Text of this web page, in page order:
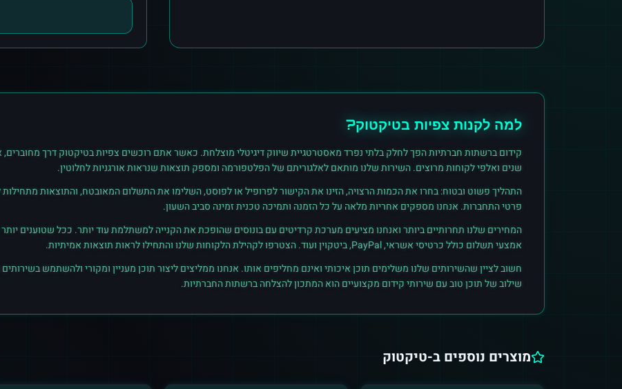
למה לקנות צפיות בטיקטוק?
קידום ברשתות חברתיות הפך לחלק בלתי נפרד מאסטרטגיית שיווק דיגיטלי מוצלחת. כאשר אתם רוכשים צפיותבטיקטוקדרך
שנים ואלפי לקוחות מרוצים. השירות שלנו מותאם לאלגוריתם של הפלטפורמה ומספק תוצאות שנראות אורגניות לחלוטין.
התהליך פשוט ובטוח: בחרו את הכמות הרצויה, הזינו את הקישור לפרופיל או לפוסט, השלימו את התשלום המאובטח, והתוצאות
פרטי התחברות. אנחנו מספקים אחריות מלאה על כל הזמנה ותמיכה טכנית זמינה סביב השעון.
המחירים שלנו תחרותיים ביותר ואנחנו מציעים מערכת קרדיטים עם בונוסים שהופכת את הקנייה למשתלמת עוד יותר. ככל שטוענים יותר
אמצעי תשלום כולל כרטיסי אשראי, PayPal, ביטקוין ועוד. הצטרפו לקהילת הלקוחות שלנו והתחילו לראות תוצאות אמיתיות.
חשוב לציין שהשירותים שלנו משלימים תוכן איכותי ואינם מחליפים אותו. אנחנו ממליצים ליצור תוכן מעניין ומקורי ולהשתמש
שילוב של תוכן טוב עם שירותי קידום מקצועיים הוא המתכון להצלחה ברשתות החברתיות.
מוצרים נוספים ב-טיקטוק